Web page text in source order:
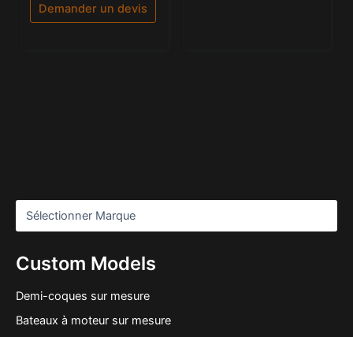
Custom Models
Demi-coques sur mesure
Bateaux à moteur sur mesure
Demander un devis